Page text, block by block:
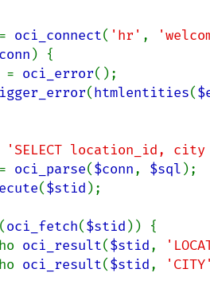
= oci_connect( 'hr' ,
) {
= oci_error();
(htmlentities(
'SELECT location_id, city
= oci_parse($conn, $sql
($stid );
oci_fetch($stid )) {
oci_result($stid,
oci_result($stid, 'CITY'